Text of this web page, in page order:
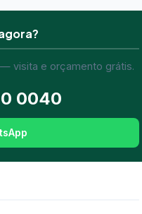
visita e orçamento grátis.
0040